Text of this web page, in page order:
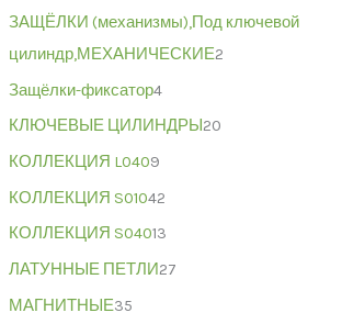
ЗАЩЁЛКИ (механизмы),Под ключевой
цилиндр,МЕХАНИЧЕСКИЕ2
Защёлки-фиксатор4
КЛЮЧЕВЫЕ ЦИЛИНДРЫ 20
КОЛЛЕКЦИЯ L0409
КОЛЛЕКЦИЯ S01042
КОЛЛЕКЦИЯ S04013
ЛАТУННЫЕ ПЕТЛИ27
МАГНИТНЫЕ35